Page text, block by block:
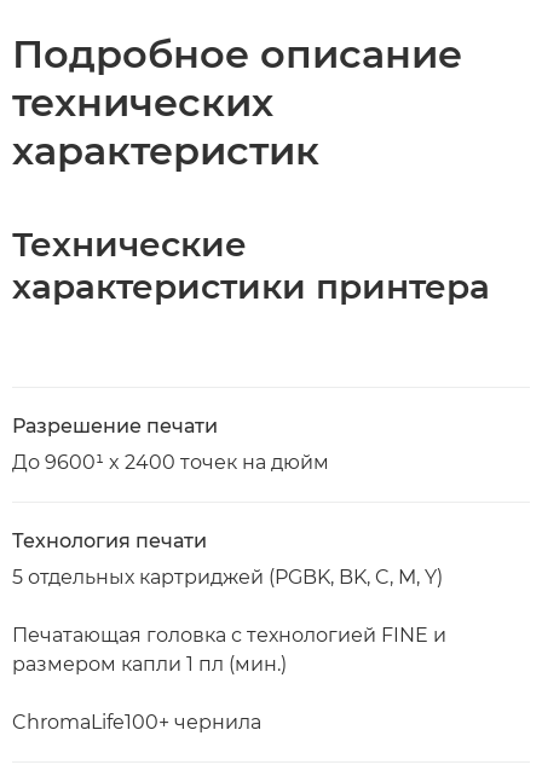
Подробное описание
технических
характеристик
Технические
характеристики принтера
Разрешение печати
До 9600¹ x 2400 точек на дюйм
Технология печати
5 отдельных картриджей (PGBK, BK, C, M, Y)
Печатающая головка с технологией FINE и
размером капли 1 пл (мин.)
ChromaLife100+ чернила